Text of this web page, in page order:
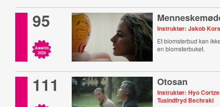
95
Awards
2024
Instruktør: Jakob
Et blomsterbud kan
en blomsterbuket.
111 Otosan
Instruktør: Hyo
Tusindfryd Bechraki